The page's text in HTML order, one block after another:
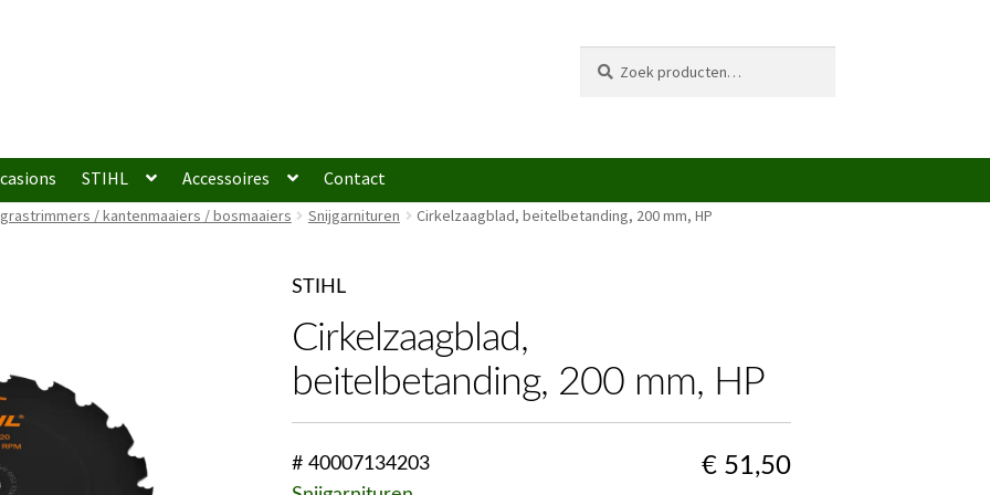
naar:
STIHL Accessoires Contact
/ kantenmaaiers / bosmaaiers Snijgarnituren Cirkelzaagblad, beitelbetanding, 200 mm, HP
STIHL
Cirkelzaagblad,
beitelbetanding, 200 mm, HP
# 40007134203
€51,50